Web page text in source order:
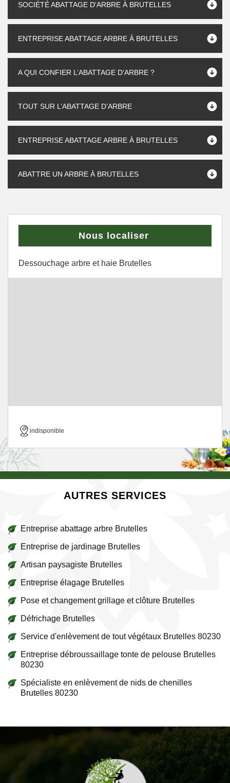
SOCIÉTÉ ABATTAGE D'ARBRE À BRUTELLES
ENTREPRISE ABATTAGE ARBRE À BRUTELLES
A QUI CONFIER L’ABATTAGE D‘ARBRE ?
TOUT SUR L’ABATTAGE D’ARBRE
ENTREPRISE ABATTAGE ARBRE À BRUTELLES
ABATTRE UN ARBRE À BRUTELLES
Nous localiser
Dessouchage arbre et haie Brutelles
indisponible
AUTRES SERVICES
Entreprise abattage arbre Brutelles
Entreprise de jardinage Brutelles
Artisan paysagiste Brutelles
Entreprise élagage Brutelles
Pose et changement grillage et clôture Brutelles
Défrichage Brutelles
Service d'enlèvement de tout végétaux Brutelles 80230
Entreprise débroussaillage tonte de pelouse Brutelles
80230
Spécialiste en enlèvement de nids de chenilles
Brutelles 80230